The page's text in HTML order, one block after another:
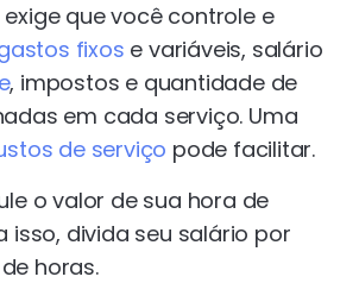
que você controle e
fixos e variáveis, salário
, impostos e quantidade de
em cada serviço. Uma
de serviço pode facilitar.
o valor de sua hora de
isso, divida seu salário por
horas.